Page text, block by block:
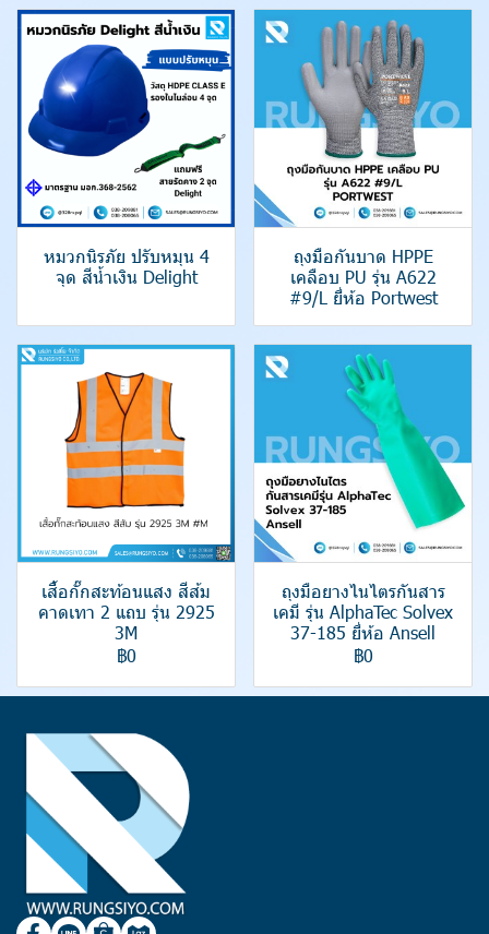
หมวกนิรภัย ปรับหมุน 4
จุด สีน้ำเงิน Delight
ถุงมือกันบาด HPPE
เคลือบ PU รุ่น A622
#9/L ยี่ห้อ Portwest
เสื้อกั๊กสะท้อนแสง สีส้ม
คาดเทา 2 แถบ รุ่น 2925
3M
฿0
ถุงมือยางไนไตรกันสาร
เคมี รุ่น AlphaTec Solvex
37-185 ยี่ห้อ Ansell
฿0